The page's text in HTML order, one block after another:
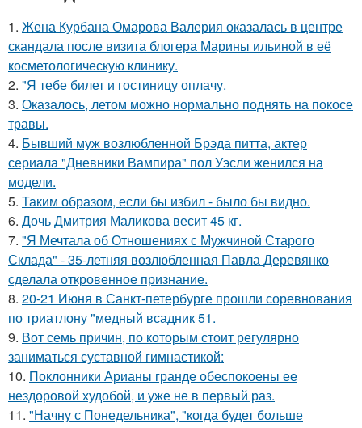
1. Жена Курбана Омарова Валерия оказалась в центре
скандала после визита блогера Марины ильиной в её
косметологическую клинику.
2. "Я тебе билет и гостиницу оплачу.
3. Оказалось, летом можно нормально поднять на покосе
травы.
4. Бывший муж возлюбленной Брэда питта, актер
сериала "Дневники Вампира" пол Уэсли женился на
модели.
5. Таким образом, если бы избил - было бы видно.
6. Дочь Дмитрия Маликова весит 45 кг.
7. "Я Мечтала об Отношениях с Мужчиной Старого
Склада" - 35-летняя возлюбленная Павла Деревянко
сделала откровенное признание.
8. 20-21 Июня в Санкт-петербурге прошли соревнования
по триатлону "медный всадник 51.
9. Вот семь причин, по которым стоит регулярно
заниматься суставной гимнастикой:
10. Поклонники Арианы гранде обеспокоены ее
нездоровой худобой, и уже не в первый раз.
11. "Начну с Понедельника", "когда будет больше